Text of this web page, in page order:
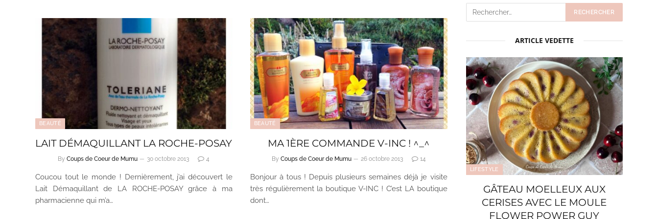
BEAUTÉ
LAIT DÉMAQUILLANT LA ROCHE-POSAY
By Coups de Coeur de Mumu 30 octobre 2013 4
Coucou tout le monde ! Dernièrement, j’ai découvert le
Lait Démaquillant de LA ROCHE-POSAY grâce à ma
pharmacienne qui m’a…
BEAUTÉ
MA 1ÈRE COMMANDE V-INC ! ^_^
By Coups de Coeur de Mumu 26 octobre 2013 14
Bonjour à tous ! Depuis plusieurs semaines déjà je visite
très régulièrement la boutique V-INC ! C’est LA boutique
dont…
ARTICLE VEDETTE
LIFESTYLE
GÂTEAU MOELLEUX AUX
CERISES AVEC LE MOULE
FLOWER POWER GUY